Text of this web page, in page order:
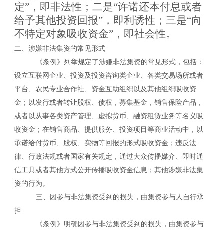
定”，即非法性；二是“许诺还本付息或者
给予其他投资回报”，即利诱性；三是“向
不特定对象吸收资金”，即社会性。
二、涉嫌非法集资的常见形式
《条例》列举规定了涉嫌非法集资的常见形式，包括：
设立互联网企业、投资及投资咨询类企业、各类交易场所或者
平台、农民专业合作社、资金互助组织以及其他组织吸收资
金；以发行或者转让股权、债权，募集基金，销售保险产品，
或者以从事各类资产管理、虚拟货币、融资租赁业务等名义吸
收资金；在销售商品、提供服务、投资项目等商业活动中，以
承诺给付货币、股权、实物等回报的形式吸收资金；违反法
律、行政法规或者国家有关规定，通过大众传播媒介、即时通
信工具或者其他方式公开传播吸收资金信息； 其他涉嫌非法集
资的行为。
三、因参与非法集资受到的损失，由集资参与人自行承
担
《条例》明确因参与非法集资受到的损失，由集资参与